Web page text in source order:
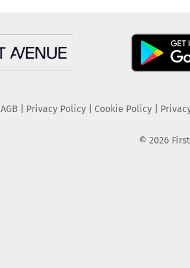
AGB Privacy Policy| Cookie Policy|
© 2026